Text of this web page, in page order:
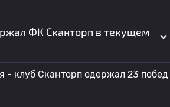
ФК Сканторп в текущем
- клуб Сканторп одержал 23 побед